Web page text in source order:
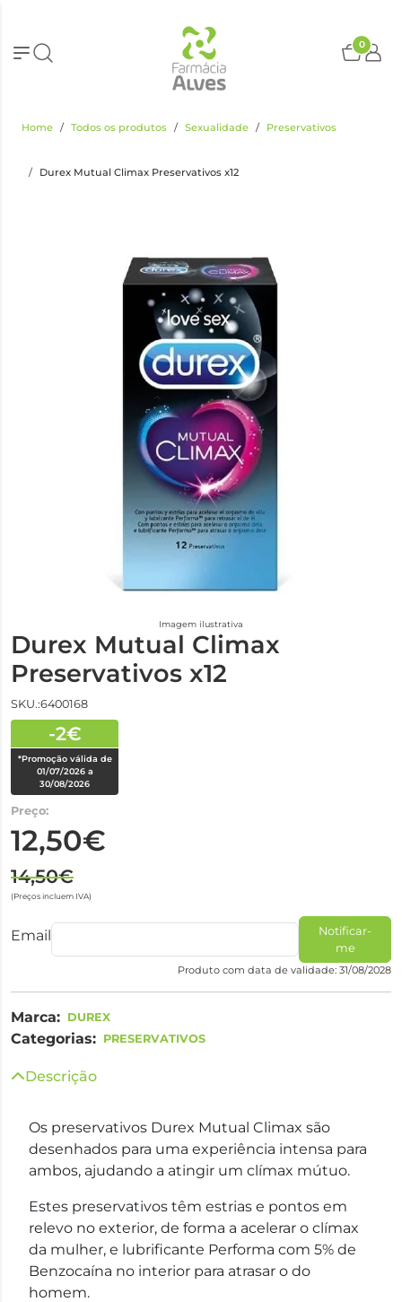
0
Home Todos os produtos Sexualidade Preservativos
Durex Mutual Climax Preservativos x12
Imagem ilustrativa
Durex Mutual Climax
Preservativos x12
SKU.:6400168
-2€
*Promoção válida de
01/07/2026 a
30/08/2026
Preço:
12,50€
14,50€
(Preços incluem IVA)
Email
Notificar-
me
Produto com data de validade: 31/08/2028
Marca: DUREX
Categorias: PRESERVATIVOS
Descrição
Os preservativos Durex Mutual Climax são
desenhados para uma experiência intensa para
ambos, ajudando a atingir um clímax mútuo.
Estes preservativos têm estrias e pontos em
relevo no exterior, de forma a acelerar o clímax
da mulher, e lubrificante Performa com 5% de
Benzocaína no interior para atrasar o do
homem.